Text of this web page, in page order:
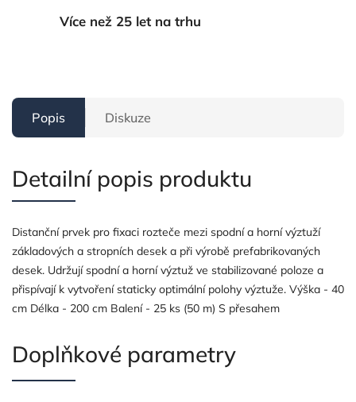
Více než 25 let na trhu
Popis Diskuze
Detailní popis produktu
Distanční prvek pro fixaci rozteče mezi spodní a horní výztuží
základových a stropních desek a při výrobě prefabrikovaných
desek. Udržují spodní a horní výztuž ve stabilizované poloze a
přispívají k vytvoření staticky optimální polohy výztuže. Výška - 40
cm Délka - 200 cm Balení - 25 ks (50 m) S přesahem
Doplňkové parametry